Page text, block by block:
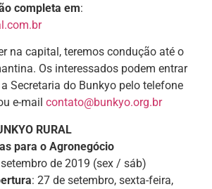
completa em:
na capital, teremos condução até o
Os interessados podem entrar
Secretaria do Bunkyo pelo telefone
e-mail contato@bunkyo.org.br
RURAL
para o Agronegócio
de 2019 (sex / sáb)
: 27 de setembro, sexta-feira,